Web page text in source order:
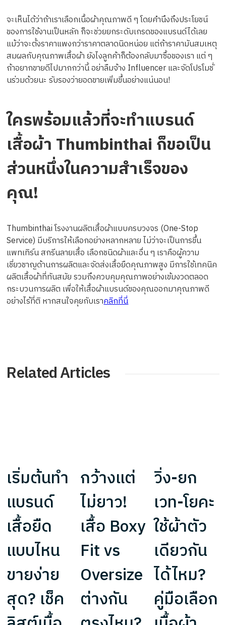
จะเห็นได้ว่าถ้าเราเลือกเนื้อผ้าคุณภาพดี ๆ โดยคำนึงถึงประโยชน์
ของการใช้งานเป็นหลัก ก็จะช่วยยกระดับเกรดของแบรนด์ได้เลย
แม้ว่าจะตั้งราคาแพงกว่าราคาตลาดนิดหน่อย แต่ถ้าราคามันสมเหตุ
สมผลกับคุณภาพเสื้อผ้า ยังไงลูกค้าก็ต้องกลับมาซื้อของเรา แต่ ๆ
ถ้าอยากขายดีไปมากกว่านี้ อย่าลืมจ้าง Influencer และจัดโปรโมชั่
นร่วมด้วยนะ รับรองว่ายอดขายเพิ่มขึ้นอย่างแน่นอน!
ใครพร้อมแล้วที่จะทำแบรนด์
เสื้อผ้า Thumbinthai ก็ขอเป็น
ส่วนหนึ่งในความสำเร็จของ
คุณ!
Thumbinthai โรงงานผลิตเสื้อผ้าแบบครบวงจร (One-Stop
Service) มีบริการให้เลือกอย่างหลากหลาย ไม่ว่าจะเป็นการขึ้น
แพทเทิร์น สกรีนลายเสื้อ เลือกชนิดผ้าและอื่น ๆ เราคือผู้ความ
เชี่ยวชาญด้านการผลิตและจัดส่งเสื้อยืดคุณภาพสูง มีการใช้เทคนิค
ผลิตเสื้อผ้าที่ทันสมัย รวมถึงควบคุมคุณภาพอย่างเข้มงวดตลอด
กระบวนการผลิต เพื่อให้เสื้อผ้าแบรนด์ของคุณออกมาคุณภาพดี
อย่างไร้ที่ติ หากสนใจคุยกับเราคลิกที่นี่
Related Articles
เริ่มต้นทำ
แบรนด์
เสื้อยืด
แบบไหน
ขายง่าย
สุด? เช็ค
กว้างแต่
ไม่ยาว!
เสื้อ Boxy
Fit vs
Oversize
ต่างกัน
วิ่ง-ยก
เวท-โยคะ
ใช้ผ้าตัว
เดียวกัน
ได้ไหม?
คู่มือเลือก